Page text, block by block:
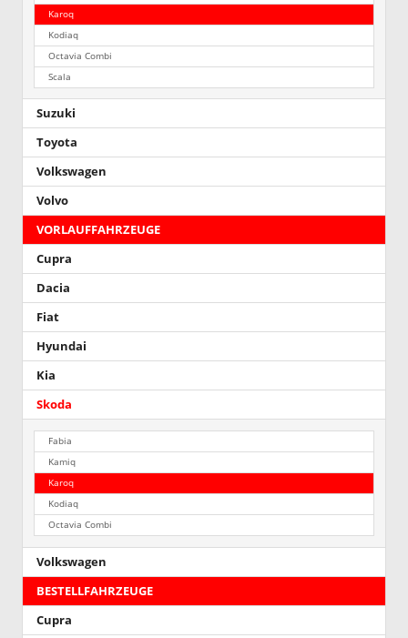
Karoq
Kodiaq
Octavia Combi
Scala
Suzuki
Toyota
Volkswagen
Volvo
VORLAUFFAHRZEUGE
Cupra
Dacia
Fiat
Hyundai
Kia
Skoda
Fabia
Kamiq
Karoq
Kodiaq
Octavia Combi
Volkswagen
BESTELLFAHRZEUGE
Cupra